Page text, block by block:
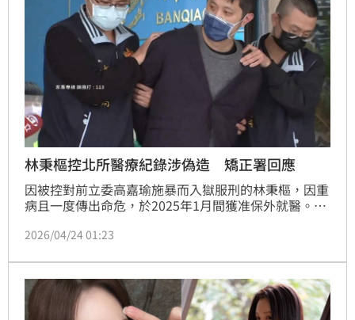
林秉樞控北所醫療紀錄涉偽造 矯正署回應
因被控對前立委高嘉瑜施暴而入獄服刑的林秉樞，因重
病且一度傳出命危，於2025年1月間獲准保外就醫。不
不實，監察院也於日前，針對醫療問題糾正法務部矯正
2026/04/24 01:23